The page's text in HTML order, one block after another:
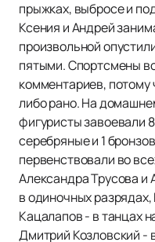
прыжках, выбросе и
Ксения и Андрей
произвольной
пятыми. Спортсмены
комментариев, потому
либо рано. На
фигуристы завоевали
серебряные и 1
первенствовали во
Александра Трусова
в одиночных
Кацалапов - в танцах
Дмитрий Козловский -